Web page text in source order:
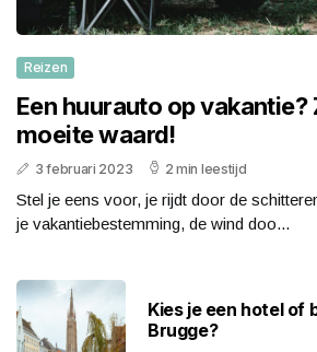
Reizen
Een huurauto op vakantie?
moeite waard!
3 februari 2023 2 min leestijd
Stel je eens voor, je rijdt door de
je vakantiebestemming, de wind doo...
Kies je een hotel of
Brugge?